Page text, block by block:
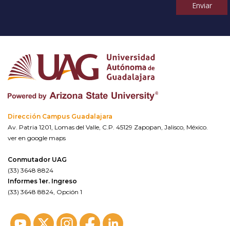
Enviar
Dirección Campus Guadalajara
Av. Patria 1201, Lomas del Valle, C.P. 45129 Zapopan, Jalisco, México.
ver en google maps
Conmutador UAG
(33) 3648 8824
Informes 1er. Ingreso
(33) 3648 8824, Opción 1